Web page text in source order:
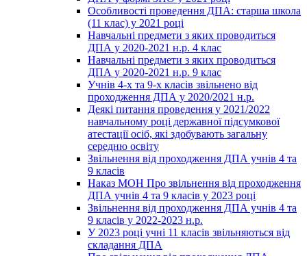
Особливості проведення ДПА: старша школа
(11 клас) у 2021 році
Навчальні предмети з яких проводиться
ДПА у 2020-2021 н.р. 4 клас
Навчальні предмети з яких проводиться
ДПА у 2020-2021 н.р. 9 клас
Учнів 4-х та 9-х класів звільнено від
проходження ДПА у 2020/2021 н.р.
Деякі питання проведення у 2021/2022
навчальному році державної підсумкової
атестації осіб, які здобувають загальну
середню освіту
Звільнення від проходження ДПА учнів 4 та
9 класів
Наказ МОН Про звільнення від проходження
ДПА учнів 4 та 9 класів у 2023 році
Звільнення від проходження ДПА учнів 4 та
9 класів у 2022-2023 н.р.
У 2023 році учні 11 класів звільняються від
складання ДПА